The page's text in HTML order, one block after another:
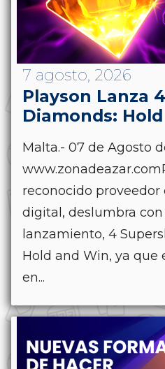
7 agosto, 2026
Playson Lanza
Diamonds:
Malta.- 07 de Agosto
reconocido
digital, deslumbra
lanzamiento, 4
Hold and Win, ya que
en...